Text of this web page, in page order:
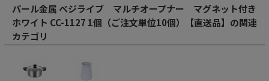
パール金属 ベジライブ マルチオープナー マグネット付き
ホワイト CC-1127 1個（ご注文単位10個）【直送品】の関連
カテゴリ